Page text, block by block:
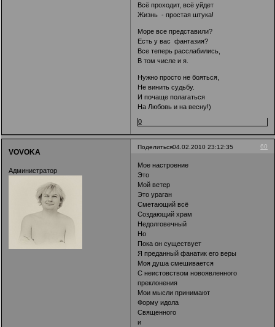
Всё проходит, всё уйдет
Жизнь - простая штука!
Море все представили?
Есть у вас фантазия?
Все теперь расслабились,
В том числе и я.
Нужно просто не бояться,
Не винить судьбу.
И почаще полагаться
На Любовь и на весну!)
0
Поделиться 60
04.02.2010 23:12:35
VOVOKA
Администратор
Мое настроение
Это
Мой ветер
Это ураган
Сметающий всё
Создающий храм
Недолговечный
Но
Пока он существует
Я преданный фанатик его веры
Моя душа смешивается
С неистовством новоявленного
преклонения
Мои мысли принимают
Форму идола
Священного
и